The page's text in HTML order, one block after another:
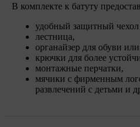
В комплекте к батуту
удобный защитный чехол
лестница,
органайзер для обуви
крючки для более
монтажные перчатки,
мячики с фирменным
развлечений с детьми и